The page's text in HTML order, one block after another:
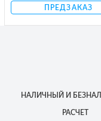
ПРЕДЗАКАЗ
НАЛИЧНЫЙ И
РАСЧЕТ